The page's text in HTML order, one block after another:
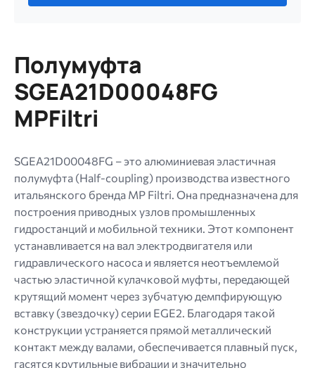
МБ.
Допустимые
типы:
gif
jpg
png.
Полумуфта
SGEA21D00048FG
MPFiltri
SGEA21D00048FG – это алюминиевая эластичная
полумуфта (Half-coupling) производства известного
итальянского бренда MP Filtri. Она предназначена для
построения приводных узлов промышленных
гидростанций и мобильной техники. Этот компонент
устанавливается на вал электродвигателя или
гидравлического насоса и является неотъемлемой
частью эластичной кулачковой муфты, передающей
крутящий момент через зубчатую демпфирующую
вставку (звездочку) серии EGE2. Благодаря такой
конструкции устраняется прямой металлический
контакт между валами, обеспечивается плавный пуск,
гасятся крутильные вибрации и значительно